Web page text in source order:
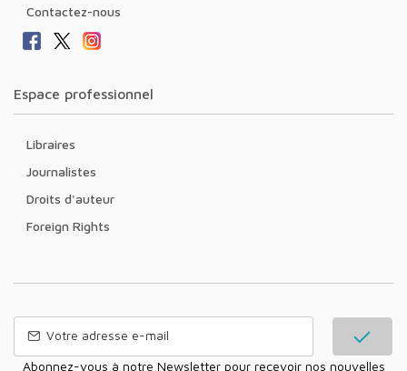
Contactez-nous
Espace professionnel
Libraires
Journalistes
Droits d'auteur
Foreign Rights
Abonnez-vous à notre Newsletter pour recevoir nos nouvelles